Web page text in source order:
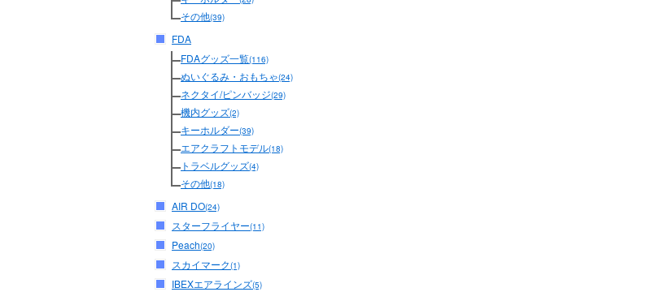
その他(39)
FDA
FDAグッズ一覧(116)
ぬいぐるみ・おもちゃ(24)
ネクタイ/ピンバッジ(29)
機内グッズ(2)
キーホルダー(39)
エアクラフトモデル(18)
トラベルグッズ(4)
その他(18)
AIR DO(24)
スターフライヤー(11)
Peach(20)
スカイマーク(1)
IBEXエアラインズ(5)